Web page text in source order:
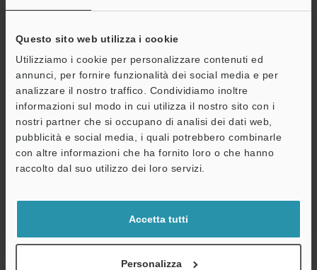
Questo sito web utilizza i cookie
Utilizziamo i cookie per personalizzare contenuti ed
annunci, per fornire funzionalità dei social media e per
analizzare il nostro traffico. Condividiamo inoltre
informazioni sul modo in cui utilizza il nostro sito con i
nostri partner che si occupano di analisi dei dati web,
pubblicità e social media, i quali potrebbero combinarle
con altre informazioni che ha fornito loro o che hanno
raccolto dal suo utilizzo dei loro servizi.
Accetta tutti
Personalizza
Cataloghi
Prezzo
Ritorno alla Selezione di prodotti per industria e
applicazione